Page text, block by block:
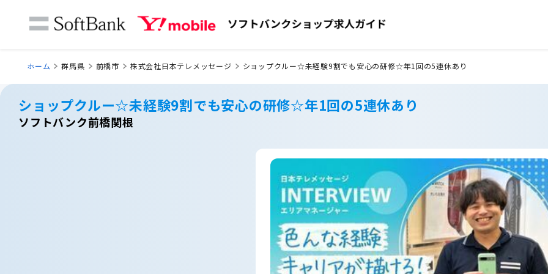
ホーム 群馬県 前橋市 株式会社日本テレメッセージ ショップクルー☆未経験9割でも安心の研修☆年1回の5連休あり
ショップクルー☆未経験9割でも安心の研修☆年1回の5連休あり
ソフトバンク前橋関根